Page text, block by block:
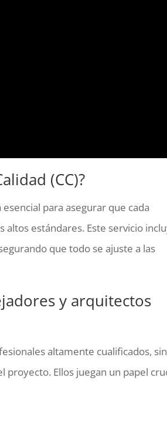
(CC)?
para asegurar que cada
estándares. Este servicio
que todo se ajuste a las
y arquitectos
altamente cualificados,
proyecto. Ellos juegan un papel